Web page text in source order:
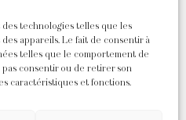
technologies telles que les
appareils. Le fait de consentir à
telles que le comportement de
pas consentir ou de retirer son
caractéristiques et fonctions.